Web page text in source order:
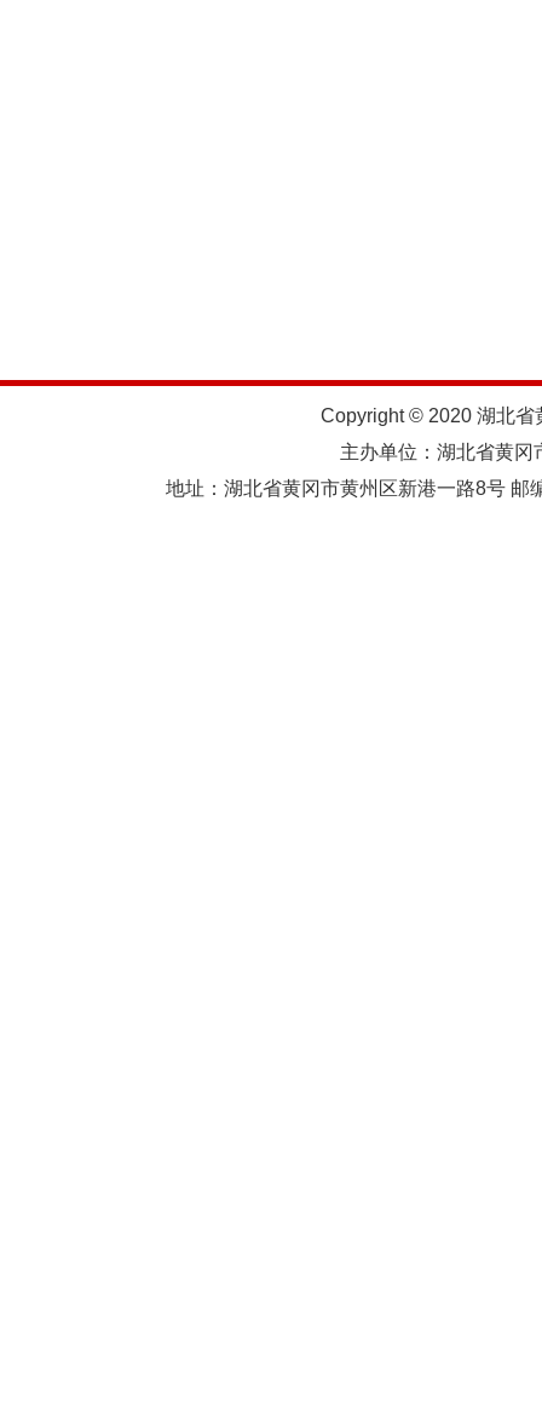
Copyright © 2020 湖北省
主办单位：湖北省黄
地址：湖北省黄冈市黄州区新港一路8号